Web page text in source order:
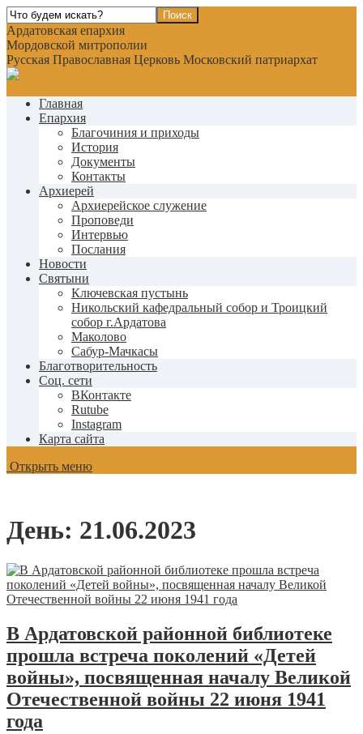
Ардатовская епархия
Мордовской митрополии
Русская Православная Церковь Московский патриархат
Главная
Епархия
Благочиния и приходы
История
Документы
Контакты
Архиерей
Архиерейское служение
Проповеди
Интервью
Послания
Новости
Святыни
Ключевская пустынь
Никольский кафедральный собор и Троицкий
собор г.Ардатова
Маколово
Сабур-Мачкасы
Благотворительность
Соц. сети
ВКонтакте
Rutube
Instagram
Карта сайта
Открыть меню
День: 21.06.2023
В Ардатовской районной библиотеке
прошла встреча поколений «Детей
войны», посвященная началу Великой
Отечественной войны 22 июня 1941
года